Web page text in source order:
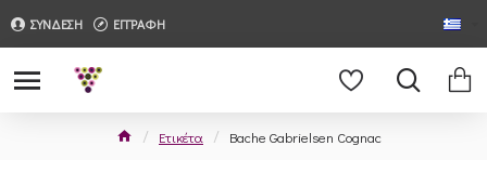
ΣΥΝΔΕΣΗ ΕΓΓΡΑΦΗ
Ετικέτα Bache Gabrielsen Cognac